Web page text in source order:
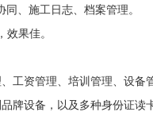
、施工日志、档案管理。
效果佳。
工资管理、培训管理、设
牌设备，以及多种身份证读